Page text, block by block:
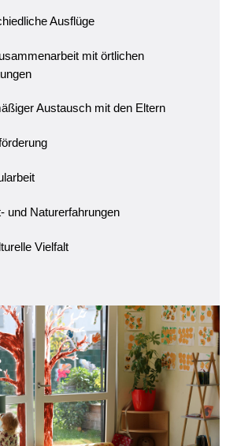
Ausflüge
mit örtlichen
Austausch mit den Eltern
und Naturerfahrungen
Vielfalt